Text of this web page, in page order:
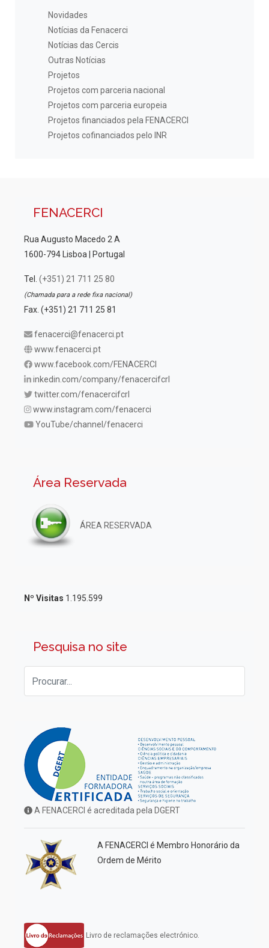
Novidades
Notícias da Fenacerci
Notícias das Cercis
Outras Notícias
Projetos
Projetos com parceria nacional
Projetos com parceria europeia
Projetos financiados pela FENACERCI
Projetos cofinanciados pelo INR
FENACERCI
Rua Augusto Macedo 2 A
1600-794 Lisboa | Portugal
Tel. (+351) 21 711 25 80
(Chamada para a rede fixa nacional)
Fax. (+351) 21 711 25 81
fenacerci@fenacerci.pt
www.fenacerci.pt
www.facebook.com/FENACERCI
inkedin.com/company/fenacercifcrl
twitter.com/fenacercifcrl
www.instagram.com/fenacerci
YouTube/channel/fenacerci
Área Reservada
ÁREA RESERVADA
Nº Visitas 1.195.599
Pesquisa no site
A FENACERCI é acreditada pela DGERT
A FENACERCI é Membro Honorário da
Ordem de Mérito
Livro de reclamações electrónico.